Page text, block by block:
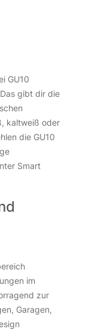
GU10
gibt dir die
kaltweiß oder
die GU10
Smart
im
zur
Garagen,